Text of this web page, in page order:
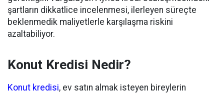
şartların dikkatlice incelenmesi, ilerleyen süreçte
beklenmedik maliyetlerle karşılaşma riskini
azaltabiliyor.
Konut Kredisi Nedir?
Konut kredisi, ev satın almak isteyen bireylerin